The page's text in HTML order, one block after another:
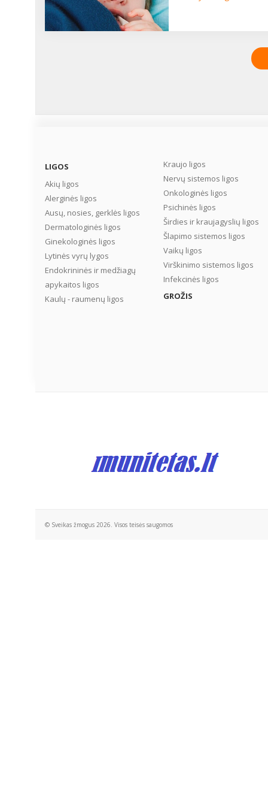
LIGOS
Akių ligos
Alerginės ligos
Ausų, nosies, gerklės ligos
Dermatologinės ligos
Ginekologinės ligos
Lytinės vyrų lygos
Endokrininės ir medžiagų
apykaitos ligos
Kaulų - raumenų ligos
Kraujo ligos
Nervų sistemos ligos
Onkologinės ligos
Psichinės ligos
Širdies ir kraujagyslių ligos
Šlapimo sistemos ligos
Vaikų ligos
Virškinimo sistemos ligos
Infekcinės ligos
GROŽIS
© Sveikas žmogus 2026. Visos teisės saugomos